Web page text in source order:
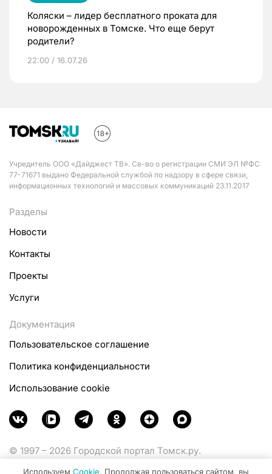
Коляски – лидер бесплатного проката для
новорожденных в Томске. Что еще берут
родители?
22:00 / 16.07.26
Учредитель ООО «Дайджест ТВ». Св-во о регистрации СМИ ЭЛ №ФС
77-71671 выдано Федеральной службой по надзору в сфере связи,
информационных технологий и массовых коммуникаций 23.11.2017
Разделы
Новости
Контакты
Проекты
Услуги
Документация
Пользовательское соглашение
Политика конфиденциальности
Использование cookie
© 1997 – 2026 Городской портал Томск.ру.
Используем Cookie. Продолжая пользоваться сайтом, вы